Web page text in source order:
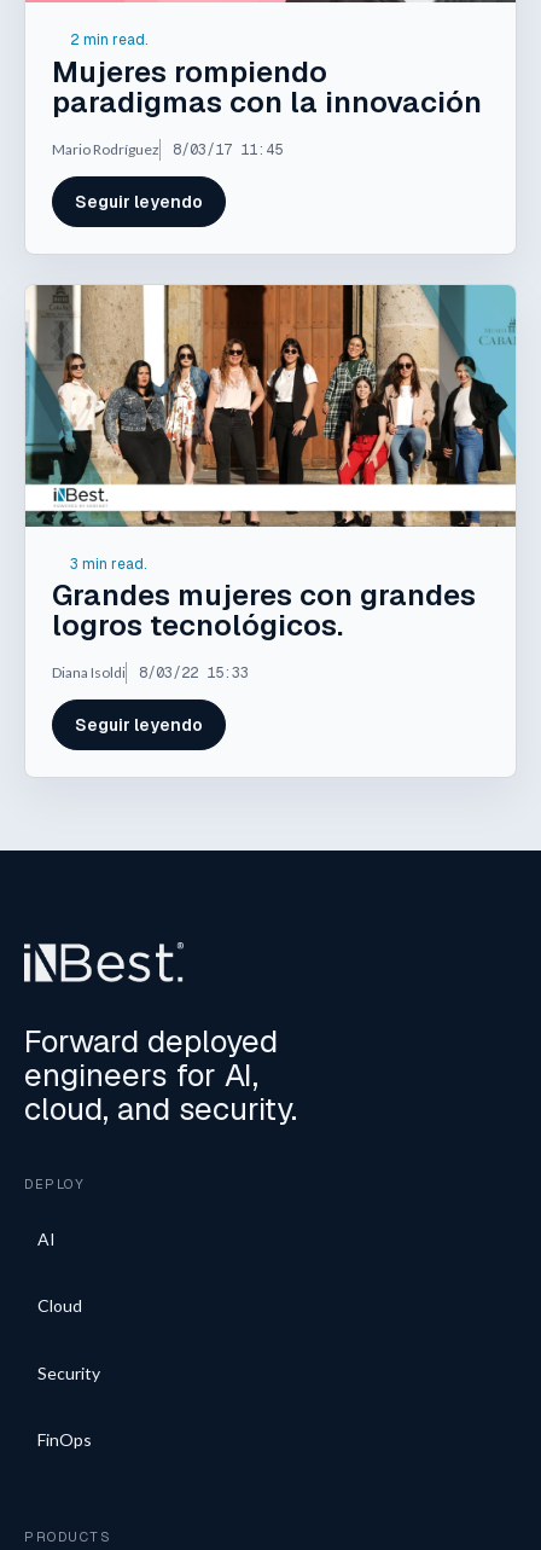
2 min read.
Mujeres rompiendo
paradigmas con la innovación
Mario Rodríguez 8/03/17 11:45
Seguir leyendo
3 min read.
Grandes mujeres con grandes
logros tecnológicos.
Diana Isoldi 8/03/22 15:33
Seguir leyendo
Forward deployed
engineers for AI,
cloud, and security.
DEPLOY
AI
Cloud
Security
FinOps
PRODUCTS